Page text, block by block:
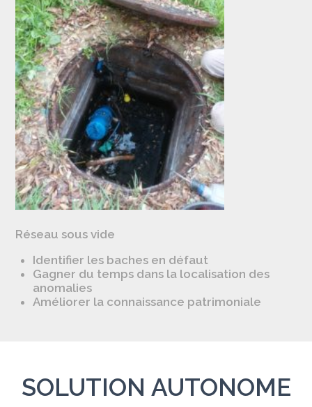
Réseau sous vide
Identifier les baches en défaut
Gagner du temps dans la localisation des
anomalies
Améliorer la connaissance patrimoniale
SOLUTION AUTONOME